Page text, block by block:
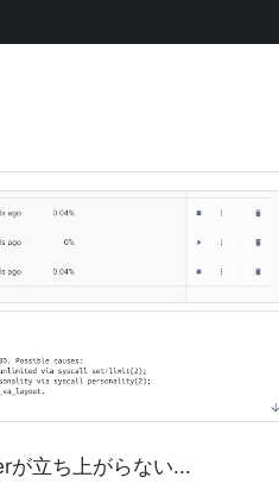
が立ち上がらない...